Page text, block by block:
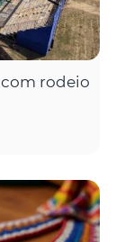
com rodeio